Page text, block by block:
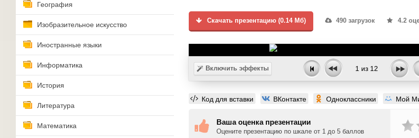
География
Изобразительное искусство
Иностранные языки
Информатика
История
Литература
Математика
Скачать презентацию (0.14 Мб) 490 загрузок 4.2
Включить эффекты 1 из 12
Код для вставки ВКонтакте Одноклассники Мой
Ваша оценка презентации
Оцените презентацию по шкале от 1 до 5 баллов